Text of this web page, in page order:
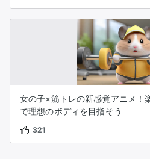
女の子×筋トレの新感覚アニメ！
で理想のボディを目指そう
321